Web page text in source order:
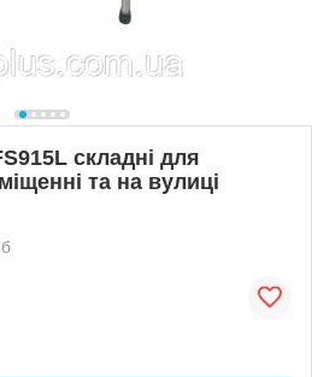
складні для
та на вулиці